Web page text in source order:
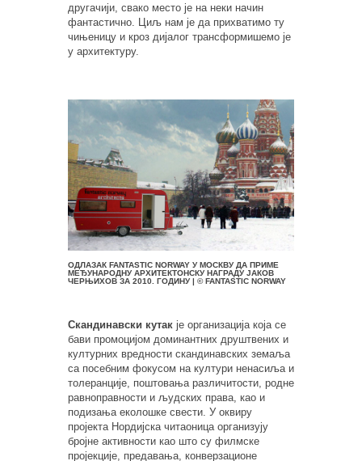
другачији, свако место је на неки начин
фантастично. Циљ нам је да прихватимо ту
чињеницу и кроз дијалог трансформишемо је
у архитектуру.
ОДЛАЗАК FANTASTIC NORWAY У МОСКВУ ДА ПРИМЕ
МЕЂУНАРОДНУ АРХИТЕКТОНСКУ НАГРАДУ ЈАКОВ
ЧЕРЊИХОВ ЗА 2010. ГОДИНУ | © FANTASTIC NORWAY
Скандинавски кутак је организација која се
бави промоцијом доминантних друштвених и
културних вредности скандинавских земаља
са посебним фокусом на култури ненасиља и
толеранције, поштовања различитости, родне
равноправности и људских права, као и
подизања еколошке свести. У оквиру
пројекта Нордијска читаоница организују
бројне активности као што су филмске
пројекције, предавања, конверзационе